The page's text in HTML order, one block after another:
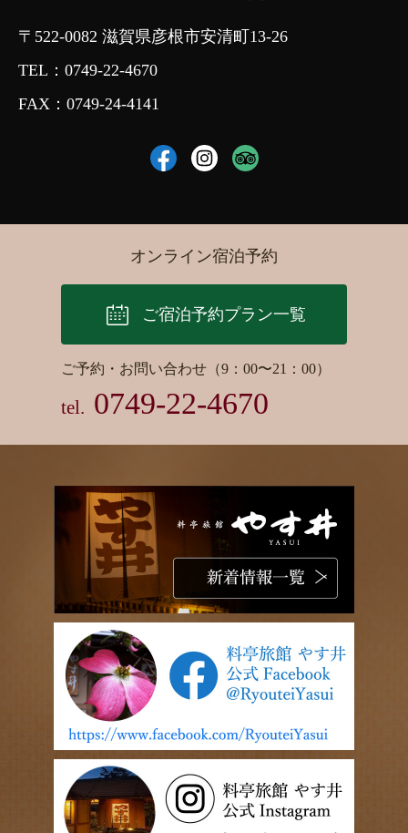
〒522-0082 滋賀県彦根市安清町13-26
TEL： 0749-22-4670
FAX：0749-24-4141
オンライン宿泊予約
ご宿泊予約プラン一覧
ご予約・お問い合わせ（9：00〜21：00）
tel. 0749-22-4670